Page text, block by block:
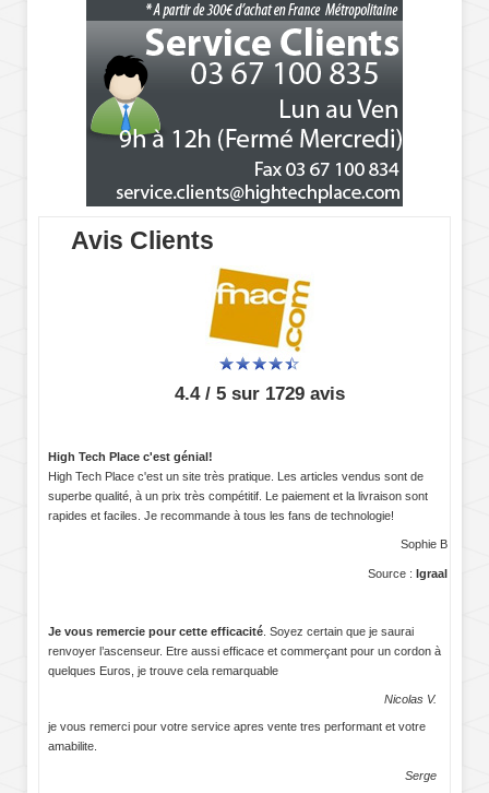
Avis Clients
4.4 / 5 sur 1729 avis
High Tech Place c'est génial!
High Tech Place c'est un site très pratique. Les articles vendus sont de
superbe qualité, à un prix très compétitif. Le paiement et la livraison sont
rapides et faciles. Je recommande à tous les fans de technologie!
Sophie B
Source : Igraal
Je vous remercie pour cette efficacité . Soyez certain que je saurai
renvoyer l’ascenseur. Etre aussi efficace et commerçant pour un cordon à
quelques Euros, je trouve cela remarquable
Nicolas V.
je vous remerci pour votre service apres vente tres performant et votre
amabilite.
Serge